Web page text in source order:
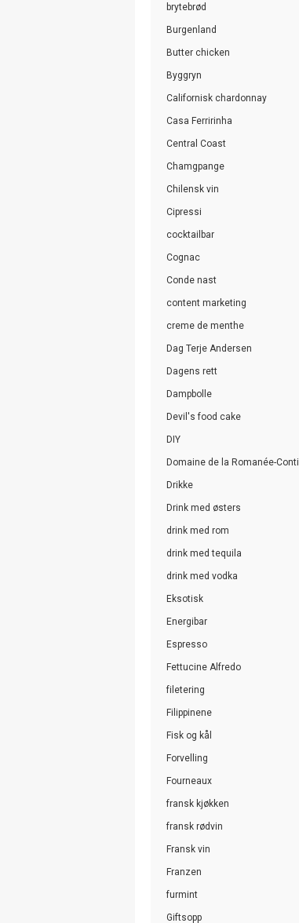
brytebrød
Burgenland
Butter chicken
Byggryn
Californisk chardonnay
Casa Ferririnha
Central Coast
Chamgpange
Chilensk vin
Cipressi
cocktailbar
Cognac
Conde nast
content marketing
creme de menthe
Dag Terje Andersen
Dagens rett
Dampbolle
Devil's food cake
DIY
Domaine de la Romanée-Conti
Drikke
Drink med østers
drink med rom
drink med tequila
drink med vodka
Eksotisk
Energibar
Espresso
Fettucine Alfredo
filetering
Filippinene
Fisk og kål
Forvelling
Fourneaux
fransk kjøkken
fransk rødvin
Fransk vin
Franzen
furmint
Giftsopp